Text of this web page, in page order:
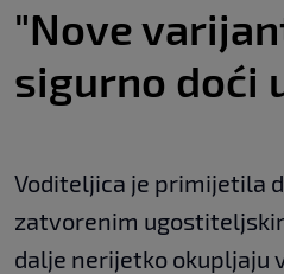
"Nove
sigurno doći
Voditeljica je primijetila
zatvorenim
dalje nerijetko okupljaju